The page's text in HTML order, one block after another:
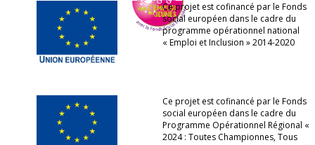
Ce projet est cofinancé par le Fonds
social européen dans le cadre du
programme opérationnel national
« Emploi et Inclusion » 2014-2020
Ce projet est cofinancé par le Fonds
social européen dans le cadre du
Programme Opérationnel Régional «
2024 : Toutes Championnes, Tous